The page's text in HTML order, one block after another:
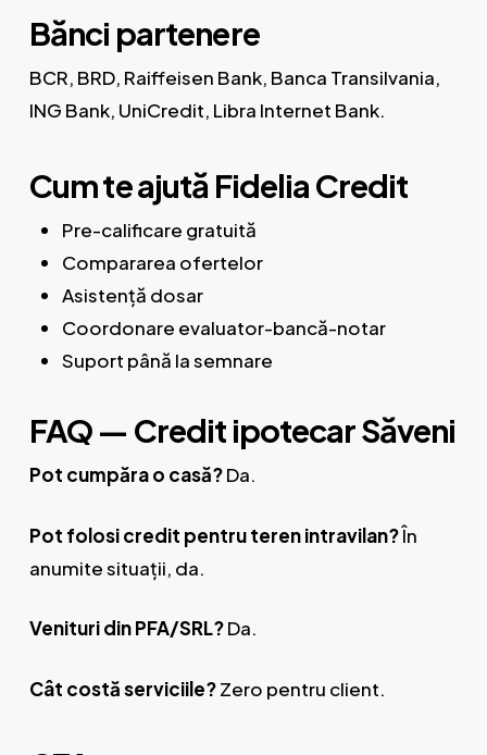
Bănci partenere
BCR, BRD, Raiffeisen Bank, Banca Transilvania,
ING Bank, UniCredit, Libra Internet Bank.
Cum te ajută Fidelia Credit
Pre-calificare gratuită
Compararea ofertelor
Asistență dosar
Coordonare evaluator-bancă-notar
Suport până la semnare
FAQ — Credit ipotecar Săveni
Pot cumpăra o casă?Da.
Pot folosi credit pentru teren intravilan?În
anumite situații, da.
Venituri din PFA/SRL?Da.
Cât costă serviciile?Zero pentru client.